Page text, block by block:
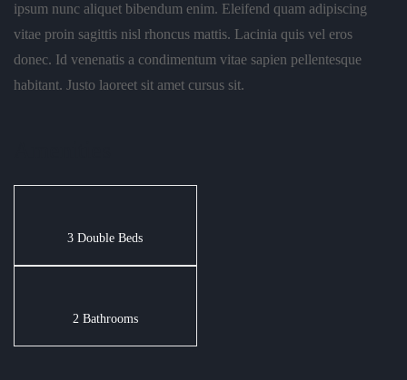
ipsum nunc aliquet bibendum enim. Eleifend quam adipiscing
vitae proin sagittis nisl rhoncus mattis. Lacinia quis vel eros
donec. Id venenatis a condimentum vitae sapien pellentesque
habitant. Justo laoreet sit amet cursus sit.
3 Double Beds
2 Bathrooms